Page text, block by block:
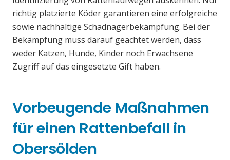
richtig platzierte Köder garantieren eine erfolgreiche
sowie nachhaltige Schadnagerbekämpfung. Bei der
Bekämpfung muss darauf geachtet werden, dass
weder Katzen, Hunde, Kinder noch Erwachsene
Zugriff auf das eingesetzte Gift haben.
Vorbeugende Maßnahmen
für einen Rattenbefall in
Obersölden